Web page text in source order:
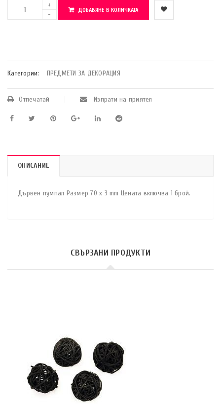
ДОБАВЯНЕ В КОЛИЧКАТА
Категории: ПРЕДМЕТИ ЗА ДЕКОРАЦИЯ
Отпечатай Изпрати на приятел
ОПИСАНИЕ
Дървен пумпал Размер 70 x 3 mm Цената включва 1 брой.
СВЪРЗАНИ ПРОДУКТИ